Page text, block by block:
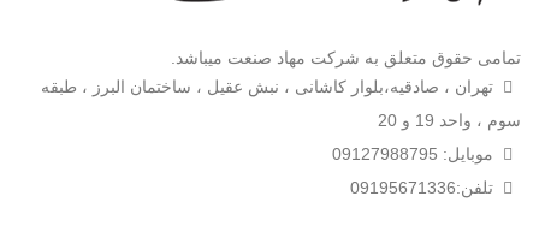
تمامی حقوق متعلق به شرکت مهاد صنعت میباشد.
تهران ، صادقیه،بلوار کاشانی ، نبش عقیل ، ساختمان البرز ، طبقه
سوم ، واحد 19 و 20
موبایل: 09127988795
تلفن:09195671336